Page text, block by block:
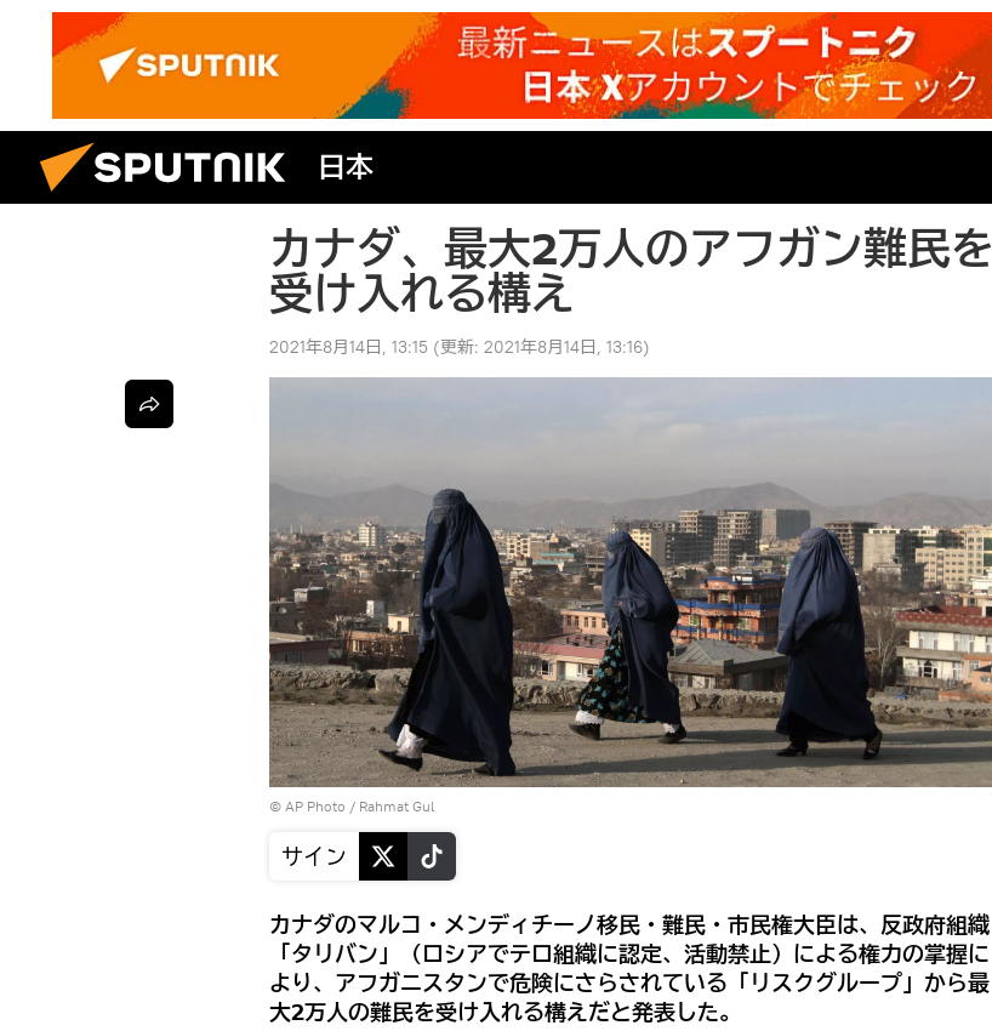
日本
カナダ、最大2万人のアフガン難民を
受け入れる構え
2021年8月14日, 13:15 (更新: 2021年8月14日, 13:16)
© AP Photo / Rahmat Gul
サイン
カナダのマルコ・メンディチーノ移民・難民・市民権大臣は、反政府組織
「タリバン」（ロシアでテロ組織に認定、活動禁止）による権力の掌握に
より、アフガニスタンで危険にさらされている「リスクグループ」から最
大2万人の難民を受け入れる構えだと発表した。